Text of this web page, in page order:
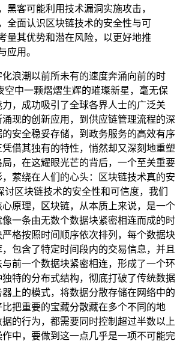
黑客可能利用技术漏洞实施攻击，
全面认识区块链技术的安全性与可
量其优势和潜在风险，以更好地推
应用。
浪潮以前所未有的速度奔涌向前的时
空中一颗熠熠生辉的璀璨新星，毫无保
，成功吸引了全球各界人士的广泛关
现的创新应用，到供应链管理流程的深
安全稳妥存储，到政务服务的高效有序
借其独有的特性，悄然却又深刻地重塑
，在这耀眼光芒的背后，一个至关重要
萦绕在人们的心头：区块链技术真的安
区块链技术的安全性和可信度，我们
原理，区块链，从本质上来说，是一个
一条由无数个数据块紧密相连而成的时
格按照时间顺序依次排列，每个数据块
包含了特定时间段内的交易信息，并且
前一个数据块紧密相连，形成了一个环
特的分布式结构，彻底打破了传统数据
上的模式，将数据分散存储在网络中的
把重要的宝藏分散藏在多个不同的地
的行为，都需要同时控制超过半数以上
中，要做到这一点几乎是一项不可能完